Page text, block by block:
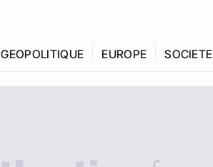
GEOPOLITIQUE EUROPE SOCIETE